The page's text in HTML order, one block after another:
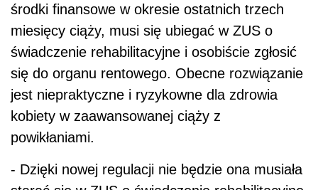
środki finansowe w okresie ostatnich trzech
miesięcy ciąży, musi się ubiegać w ZUS o
świadczenie rehabilitacyjne i osobiście zgłosić
się do organu rentowego. Obecne rozwiązanie
jest niepraktyczne i ryzykowne dla zdrowia
kobiety w zaawansowanej ciąży z
powikłaniami.
- Dzięki nowej regulacji nie będzie ona musiała